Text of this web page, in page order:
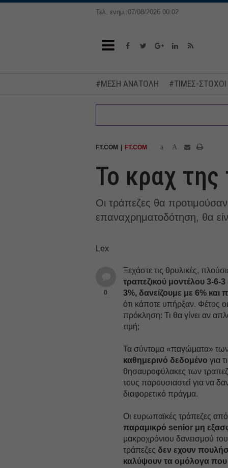
Τελ. ενημ.:07/08/2026 00:02
#ΜΕΣΗ ΑΝΑΤΟΛΗ #ΤΙΜΕΣ-
FT.COM FT.COM a A
Το κραχ της
Οι τράπεζες θα
επαναχρηματοδότηση, θα
Lex
0
Ξεχάστε τις θρυλικές,
τραπεζικού μοντέλου 3-6-3
3%, δανείζουμε με 6% και
ότι κάποτε υπήρξαν. Φέτος
πρόκληση: Τι θα γίνει αν
τιμή;
Τα σύντομα «παγώματα»
καθημερινό δεδομένογια
θησαυροφύλακες των
τους παρουσιαστεί για να
διαφορετικό πράγμα.
Οι ευρωπαϊκές τράπεζες
παραμικρό senior μη
μακροχρόνιου δανεισμού
τράπεζεςδεν εχουν
καλύψουν τα ομόλογα που